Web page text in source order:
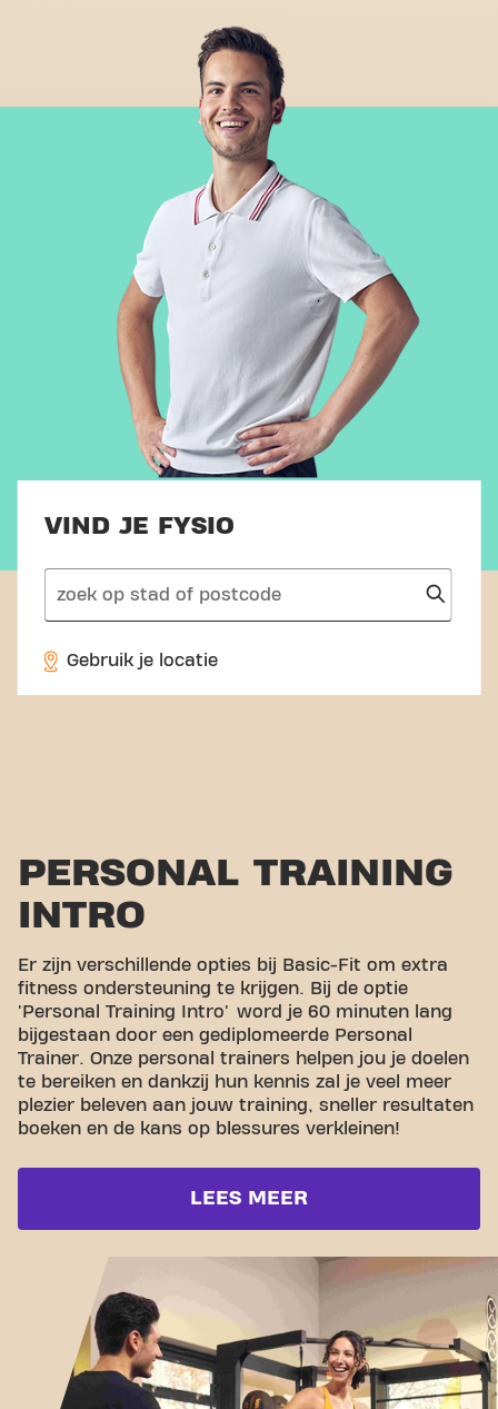
VIND JE FYSIO
search
Gebruik je locatie
PERSONAL TRAINING
INTRO
Er zijn verschillende opties bij Basic-Fit om extra
fitness ondersteuning te krijgen. Bij de optie
'Personal Training Intro' word je 60 minuten lang
bijgestaan door een gediplomeerde Personal
Trainer. Onze personal trainers helpen jou je doelen
te bereiken en dankzij hun kennis zal je veel meer
plezier beleven aan jouw training, sneller resultaten
boeken en de kans op blessures verkleinen!
LEES MEER